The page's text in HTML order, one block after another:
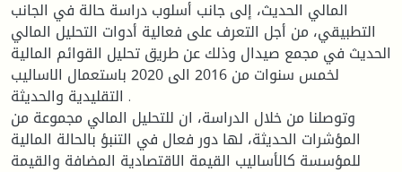
المالي الحديث، إلى جانب أسلوب دراسة حالة في الجانب
التطبيقي، من أجل التعرف على فعالية أدوات التحليل المالي
الحديث في مجمع صيدال وذلك عن طريق تحليل القوائم المالية
لخمس سنوات من 2016 الى 2020 باستعمال الاساليب
التقليدية والحديثة .
وتوصلنا من خلال الدراسة، ان للتحليل المالي مجموعة من
المؤشرات الحديثة، لها دور فعال في التنبؤ بالحالة المالية
للمؤسسة كالأساليب القيمة الاقتصادية المضافة والقيمة